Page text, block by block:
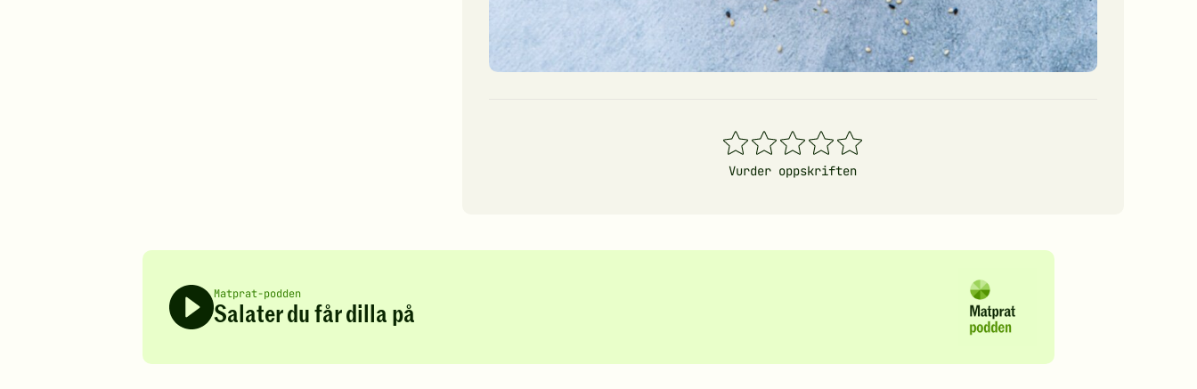
1
stjerner
2
stjerner
3
stjerner
4
stjerner
5
stjerner
Vurder oppskriften
Matprat-podden
Salater du får dilla på